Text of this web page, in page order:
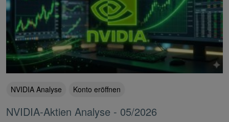
NVIDIA Analyse Konto eröffnen
NVIDIA-Aktien Analyse - 05/2026